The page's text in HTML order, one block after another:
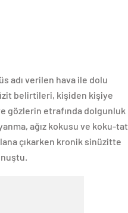
adı verilen hava ile dolu
belirtileri, kişiden kişiye
ve gözlerin etrafında dolgunluk
ağız kokusu ve koku-tat
çıkarken kronik sinüzitte